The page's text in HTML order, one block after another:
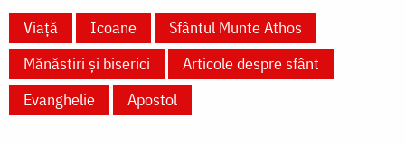
Viață Icoane
Sfântul Munte Athos
Mănăstiri și biserici
Articole despre sfânt
Evanghelie
Apostol